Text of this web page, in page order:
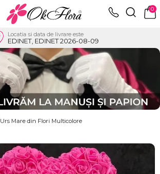
0
Locatia si data de livrare este
EDINET, EDINET 2026-08-09
Urs Mare din Flori Multicolore